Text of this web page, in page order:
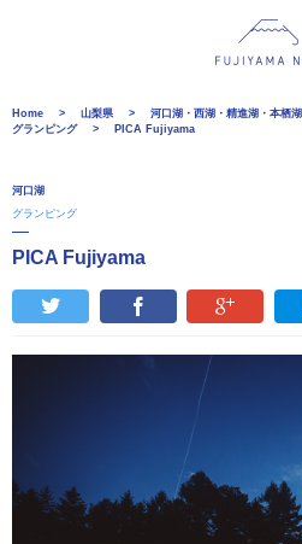
Home 山梨県 河口湖・西湖・精進湖・本栖湖
グランピング
PICA Fujiyama
河口湖
グランピング
PICA Fujiyama